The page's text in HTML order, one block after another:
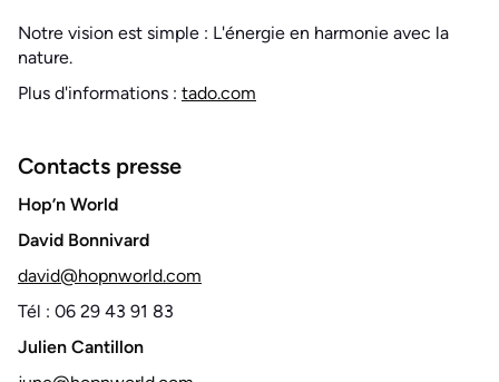
Notre vision est simple : L'énergie en harmonie avec la
nature.
Plus d'informations : tado.com
Contacts presse
Hop’n World
David Bonnivard
david@hopnworld.com
Tél : 06 29 43 91 83
Julien Cantillon